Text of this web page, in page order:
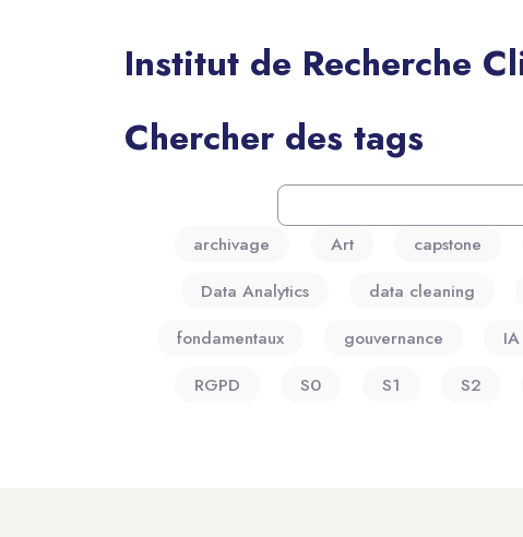
Institut de Recherche
Blocs
Chercher des tags
Chercher des tags
archivage
Art capstone
Data Analytics
data cleaning
fondamentaux
gouvernance IA
RGPD
S0 S1 S2